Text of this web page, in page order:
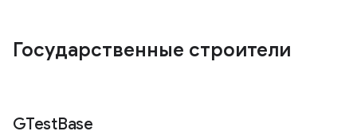
Государственные строители
GTestBase